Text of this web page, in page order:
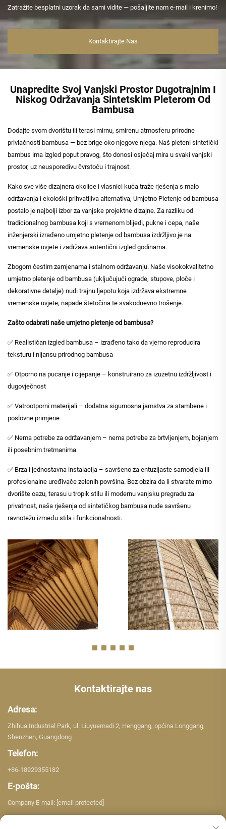
Zatražite besplatni uzorak da sami vidite — pošaljite nam e-mail i krenimo!
Kontaktirajte Nas
Unapredite Svoj Vanjski Prostor Dugotrajnim I
Niskog Održavanja Sintetskim Pleterom Od
Bambusa
Dodajte svom dvorištu ili terasi mirnu, smirenu atmosferu prirodne
privlačnosti bambusa — bez brige oko njegove njega. Naš pleteni sintetički
bambus ima izgled poput pravog, što donosi osjećaj mira u svaki vanjski
prostor, uz neusporedivu čvrstoću i trajnost.
Kako sve više dizajnera okolice i vlasnici kuća traže rješenja s malo
održavanja i ekološki prihvatljiva alternativa, Umjetno Pletenje od bambusa
postalo je najbolji izbor za vanjske projektne dizajne. Za razliku od
tradicionalnog bambusa koji s vremenom blijedi, pukne i cepa, naše
inženjerski izrađeno umjetno pletenje od bambusa izdržljivo je na
vremenske uvjete i zadržava autentični izgled godinama.
Zbogom čestim zamjenama i stalnom održavanju. Naše visokokvalitetno
umjetno pletenje od bambusa (uključujući ograde, stupove, ploče i
dekorativne detalje) nudi trajnu ljepotu koja izdržava ekstremne
vremenske uvjete, napade štetočina te svakodnevno trošenje.
Zašto odabrati naše umjetno pletenje od bambusa?
✅ Realističan izgled bambusa – izrađeno tako da vjerno reproducira
teksturu i nijansu prirodnog bambusa
✅ Otporno na pucanje i cijepanje – konstruirano za izuzetnu izdržljivost i
dugovječnost
✅ Vatrootporni materijali – dodatna sigurnosna jamstva za stambene i
poslovne primjene
✅ Nema potrebe za održavanjem – nema potrebe za brtvljenjem, bojanjem
ili posebnim tretmanima
✅ Brza i jednostavna instalacija – savršeno za entuzijaste samodjela ili
profesionalne uređivače zelenih površina. Bez obzira da li stvarate mirno
dvorište oazu, terasu u tropik stilu ili modernu vanjsku pregradu za
privatnost, naša rješenja od sintetičkog bambusa nude savršenu
ravnotežu između stila i funkcionalnosti.
Kontaktirajte nas
Adresa:
Zhihua Industrial Park, ul. Liuyuemadi 2, Henggang, općina Longgang,
Shenzhen, Guangdong
Telefon:
+86-18929355182
E-pošta:
Company E-mail: [email protected]